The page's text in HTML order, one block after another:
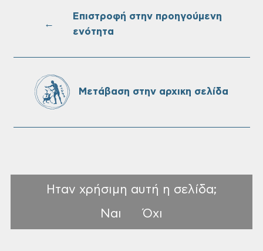
Πίνακες Κατάταξης & Βαθμολογίας,
πίνακες της προκήρυξης ΣΟΧ 3/2026 του
←
Επιστροφή στην προηγούμενη
ενότητα
Μετάβαση στην αρχικη σελίδα
Ηταν χρήσιμη αυτή η σελίδα;
Ναι
Όχι